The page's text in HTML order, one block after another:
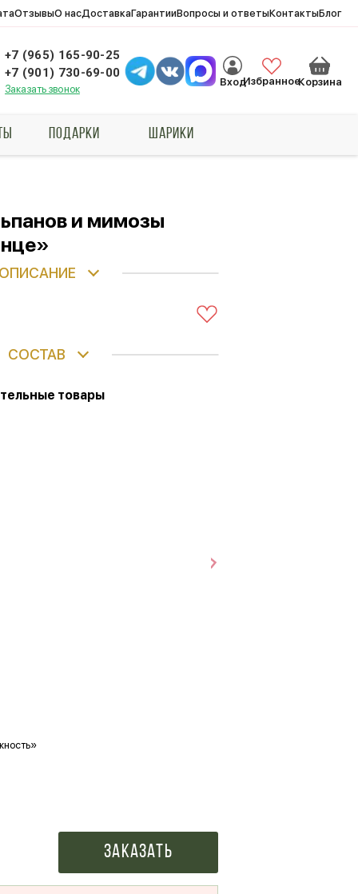
ОтзывыО насДоставкаГарантииВопросы и ответыКонтактыБлог
+7 (965) 165-90-25
+7 (901) 730-69-00
Заказать звонок
ВходИзбранноеКорзина
ПОДАРКИ ШАРИКИ
и мимозы
ОПИСАНИЕ
СОСТАВ
товары
Заказать